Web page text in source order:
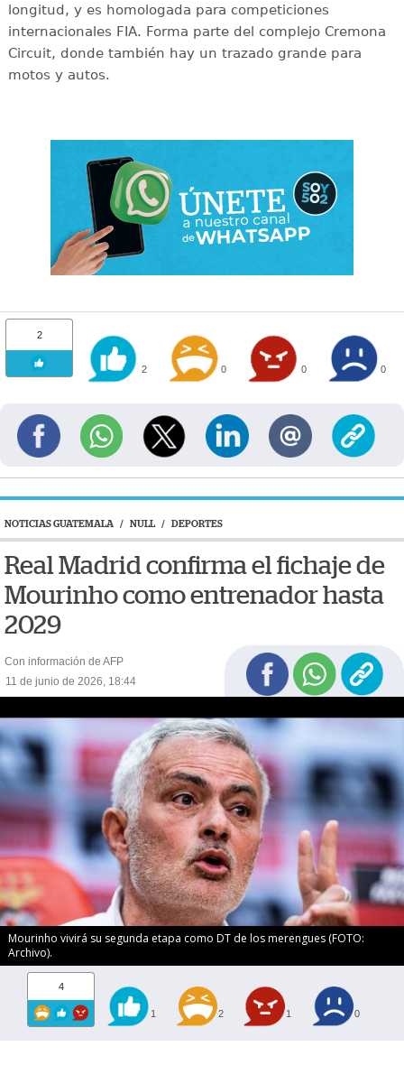
longitud, y es homologada para competiciones
internacionales FIA. Forma parte del complejo Cremona
Circuit, donde también hay un trazado grande para
motos y autos.
2
2 0 0 0
NOTICIAS GUATEMALA / NULL / DEPORTES
Real Madrid confirma el fichaje de
Mourinho como entrenador hasta
2029
Con información de AFP
11 de junio de 2026, 18:44
Mourinho vivirá su segunda etapa como DT de los merengues (FOTO:
Archivo).
4
1 2 1 0